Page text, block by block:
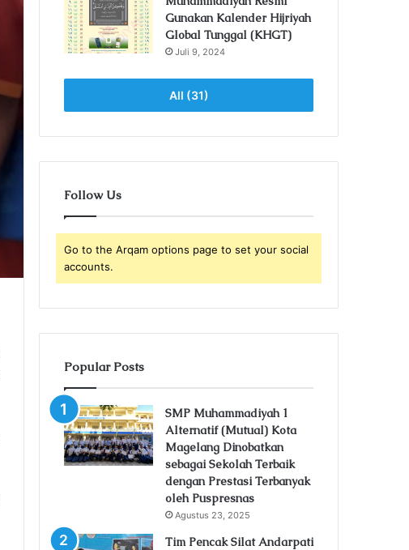
Gunakan Kalender Hijriyah
Global Tunggal (KHGT)
Juli 9, 2024
All (31)
Follow Us
Go to the Arqam options page to set your social
accounts.
Popular Posts
SMP Muhammadiyah 1
Alternatif (Mutual) Kota
Magelang Dinobatkan
sebagai Sekolah Terbaik
dengan Prestasi Terbanyak
oleh Puspresnas
Agustus 23, 2025
Tim Pencak Silat Andarpati